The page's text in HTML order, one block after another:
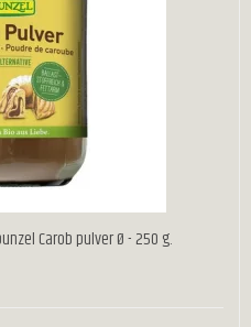
Carob pulver Ø - 250 g.